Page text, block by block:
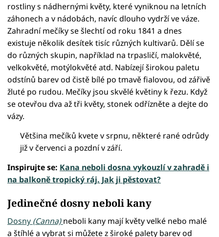
rostliny s nádhernými květy, které vyniknou na letních
záhonech a v nádobách, navíc dlouho vydrží ve váze.
Zahradní mečíky se šlechtí od roku 1841 a dnes
existuje několik desítek tisíc různých kultivarů. Dělí se
do různých skupin, například na trpasličí, malokvěté,
velkokvěté, motýlokvěté atd. Nabízejí širokou paletu
odstínů barev od čistě bílé po tmavě fialovou, od zářivě
žluté po rudou. Mečíky jsou skvělé květiny k řezu. Když
se otevřou dva až tři květy, stonek odřízněte a dejte do
vázy.
Většina mečíků kvete v srpnu, některé rané odrůdy
již v červenci a pozdní v září.
Inspirujte se: Kana neboli dosna vykouzlí v zahradě i
na balkoně tropický ráj. Jak ji pěstovat?
Jedinečné dosny neboli kany
Dosny (Canna)neboli kany mají květy velké nebo malé
a štíhlé a vybrat si můžete z široké palety barev od